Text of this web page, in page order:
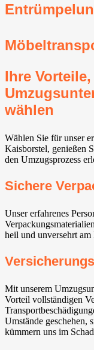
Ihre
wählen
Wählen Sie für unser
Kaisborstel, genießen
den Umzugsprozess
Sichere
Unser erfahrenes
heil und unversehrt
Mit unserem
Vorteil vollständigen
Umstände geschehen,
kümmern uns im